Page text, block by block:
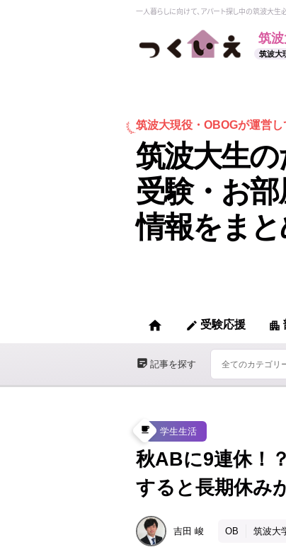
一人暮らしに向けて、アパート探し中の筑波大生
筑波
筑波大
筑波大現役・ OBOGが運営し
筑波大生の
受験・お
情報をまと
home edit 受験応援 apartment
sticky_note_2 記事を探す
local_cafe 学生生活
秋ABに9連休！
すると長期休み
吉田 峻 OB 筑波大